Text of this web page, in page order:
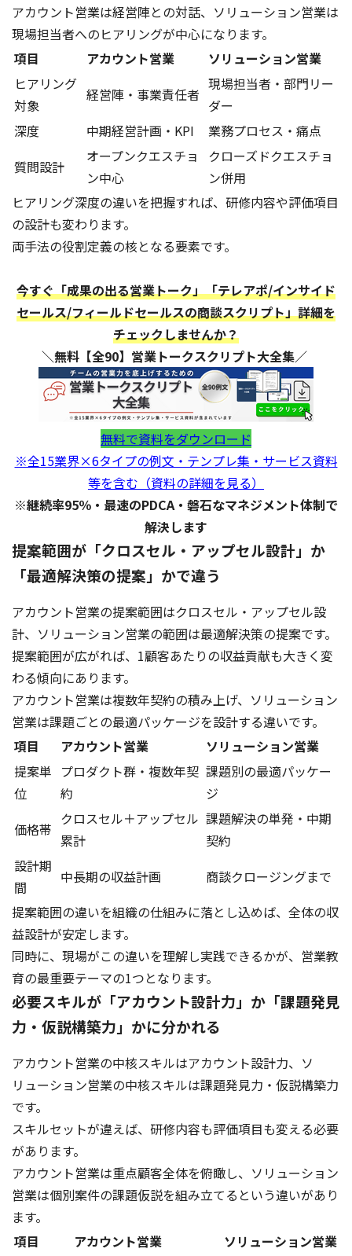
アカウント営業は経営陣との対話、ソリューション営業は
現場担当者へのヒアリングが中心になります。
項目
アカウント営業
ソリューション営業
ヒアリング
対象
経営陣・事業責任者
現場担当者・部門リー
ダー
深度
中期経営計画・KPI
業務プロセス・痛点
質問設計
オープンクエスチョ
ン中心
クローズドクエスチョ
ン併用
ヒアリング深度の違いを把握すれば、研修内容や評価項目
の設計も変わります。
両手法の役割定義の核となる要素です。
今すぐ「成果の出る営業トーク」「テレアポ/インサイド
セールス/フィールドセールスの商談スクリプト」詳細を
チェックしませんか？
＼無料【全90】営業トークスクリプト大全集／
無料で資料をダウンロード
※全15業界×6タイプの例文・テンプレ集・サービス資料
等を含む（資料の詳細を見る）
※継続率95％・最速のPDCA・磐石なマネジメント体制で
解決します
提案範囲が「クロスセル・アップセル設計」か
「最適解決策の提案」かで違う
アカウント営業の提案範囲はクロスセル・アップセル設
計、ソリューション営業の範囲は最適解決策の提案です。
提案範囲が広がれば、1顧客あたりの収益貢献も大きく変
わる傾向にあります。
アカウント営業は複数年契約の積み上げ、ソリューション
営業は課題ごとの最適パッケージを設計する違いです。
項目
アカウント営業
ソリューション営業
提案単
位
プロダクト群・複数年契
約
課題別の最適パッケー
ジ
価格帯
クロスセル＋アップセル
累計
課題解決の単発・中期
契約
設計期
間
中長期の収益計画
商談クロージングまで
提案範囲の違いを組織の仕組みに落とし込めば、全体の収
益設計が安定します。
同時に、現場がこの違いを理解し実践できるかが、営業教
育の最重要テーマの1つとなります。
必要スキルが「アカウント設計力」か「課題発見
力・仮説構築力」かに分かれる
アカウント営業の中核スキルはアカウント設計力、ソ
リューション営業の中核スキルは課題発見力・仮説構築力
です。
スキルセットが違えば、研修内容も評価項目も変える必要
があります。
アカウント営業は重点顧客全体を俯瞰し、ソリューション
営業は個別案件の課題仮説を組み立てるという違いがあり
ます。
項目
アカウント営業
ソリューション営業